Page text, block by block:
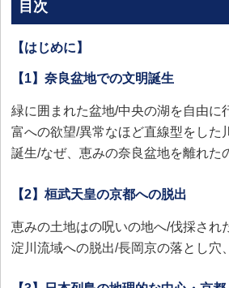
目次
【はじめに】
【1】奈良盆地での文明誕生
緑に囲まれた盆地/中央の湖を自由に
富への欲望/異常なほど直線型をした
誕生/なぜ、恵みの奈良盆地を離れた
【2】桓武天皇の京都への脱出
恵みの土地はの呪いの地へ/伐採され
淀川流域への脱出/長岡京の落とし穴